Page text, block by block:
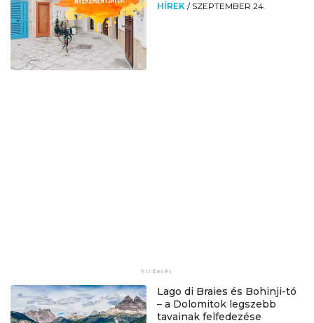
HÍREK / SZEPTEMBER 24.
Lago di Braies és Bohinji-tó
– a Dolomitok legszebb
tavainak felfedezése